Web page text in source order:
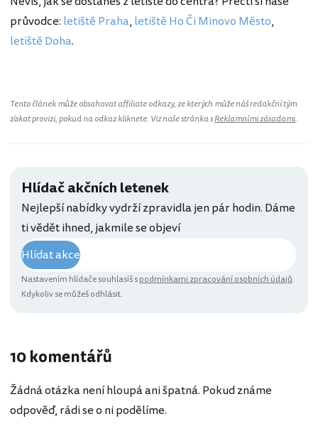
průvodce: letiště Praha, letiště Ho Či Minovo Město,
letiště Doha.
Tento článek může obsahovat affiliate odkazy, ze kterých může náš redakční tým
získat provizi, pokud na odkaz kliknete. Viz naše stránka sReklamními zásadami.
Hlídač akčních letenek
Nejlepší nabídky vydrží zpravidla jen pár hodin. Dáme
ti vědět ihned, jakmile se objeví
Hlídat akce
Nastavením hlídače souhlasíš spodmínkami zpracování osobních údajů.
Kdykoliv se můžeš odhlásit.
10 komentářů
Žádná otázka není hloupá ani špatná. Pokud známe
odpověď, rádi se o ni podělíme.